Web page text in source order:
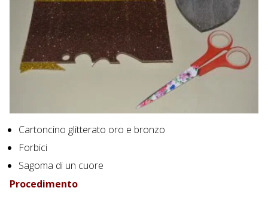
Cartoncino glitterato oro e bronzo
Forbici
Sagoma di un cuore
Procedimento